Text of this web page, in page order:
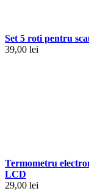
Set 5 roti pentru
39,00 lei
Termometru
LCD
29,00 lei